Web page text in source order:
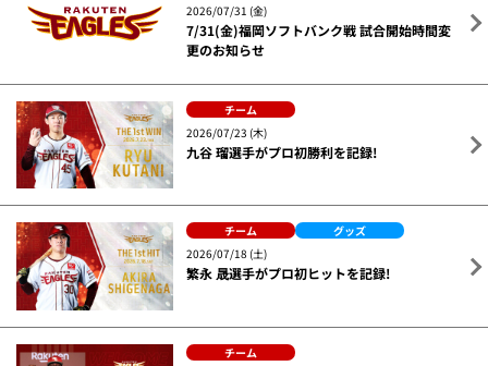
2026/07/31 (金)
7/31(金)福岡ソフトバンク戦 試合開始時間変
更のお知らせ
チーム
2026/07/23 (木)
九谷 瑠選手がプロ初勝利を記録!
チーム
グッズ
2026/07/18 (土)
繁永 晟選手がプロ初ヒットを記録!
チーム